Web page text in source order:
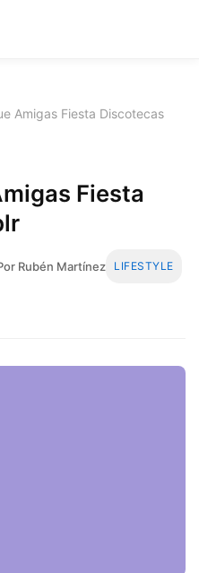
Amigas Fiesta Discotecas
Fiesta
Rubén Martínez LIFESTYLE